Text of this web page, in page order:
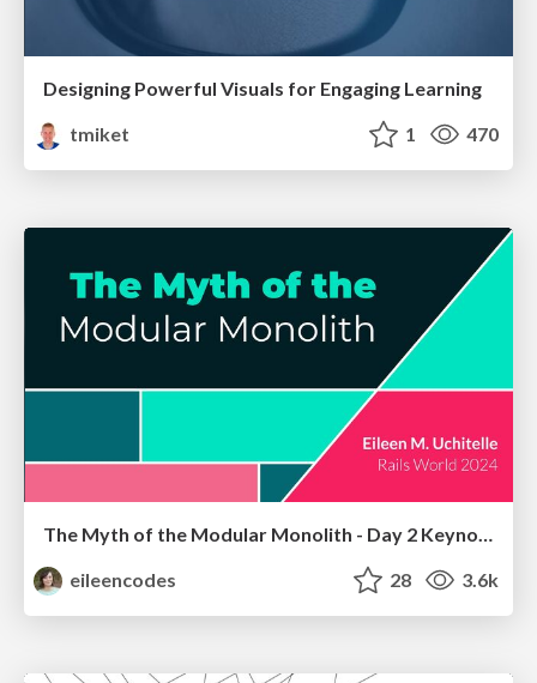
Designing Powerful Visuals for Engaging Learning
tmiket
1 470
The Myth of the Modular Monolith - Day 2 Keynote - Rails World 2024
eileencodes
28 3.6k